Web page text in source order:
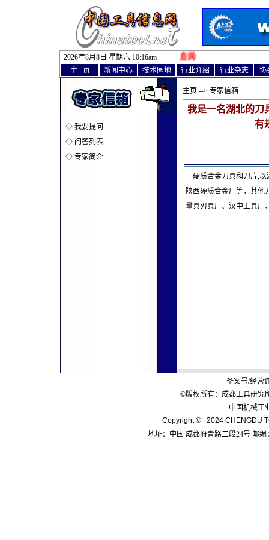
2026年8月8日 星期六 10:16am
欢迎访问中国工具信息网!
主 页
新闻中心 技术园地 行业介绍 行业杂志 协
◇ 我要提问
◇ 问答列表
◇ 专家简介
主页 --> 专家信箱
我是一名湖北的刀
有
硬质合金刀具和刀片,以
陕西硬质合金厂等，其他
量具刃具厂、汉中工具厂
备案号/经营
©版权所有：成都工具研究
中国机械工
Copyright © 2024 CHENGDU
地址：中国 成都府青路二段24号 邮编